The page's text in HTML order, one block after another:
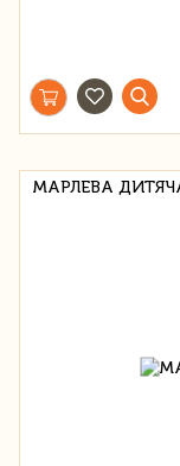
МАРЛЕВА